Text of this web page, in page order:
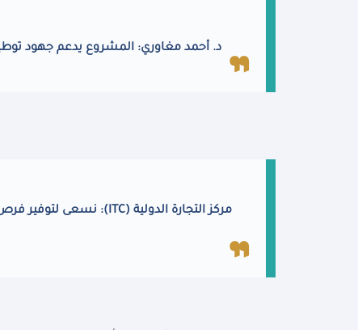
د. أحمد مغاوري: المشروع يدعم جهود
مركز التجارة الدولية (ITC): نسعى لتوفير